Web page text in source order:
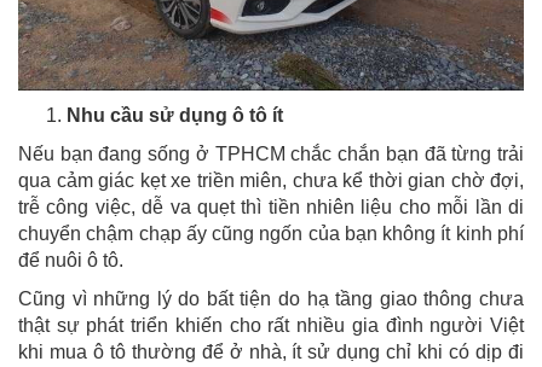
Nhu cầu sử dụng ô tô ít
Nếu bạn đang sống ở TPHCM chắc chắn bạn đã từng trải
qua cảm giác kẹt xe triền miên, chưa kể thời gian chờ đợi,
trễ công việc, dễ va quẹt thì tiền nhiên liệu cho mỗi lần di
chuyển chậm chạp ấy cũng ngốn của bạn không ít kinh phí
để nuôi ô tô.
Cũng vì những lý do bất tiện do hạ tầng giao thông chưa
thật sự phát triển khiến cho rất nhiều gia đình người Việt
khi mua ô tô thường để ở nhà, ít sử dụng chỉ khi có dịp đi